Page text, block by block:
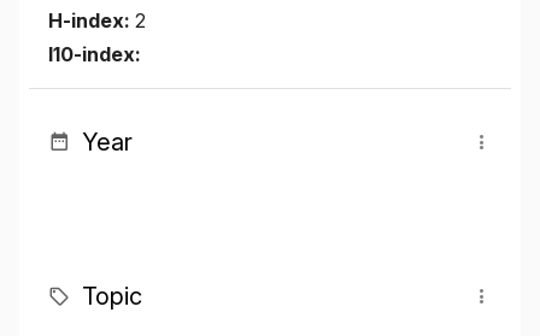
H-index: 2
I10-index:
Year
Topic